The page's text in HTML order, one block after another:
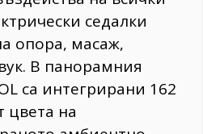
седалки
опора, масаж,
В панорамния
са интегрирани 162
цвета на